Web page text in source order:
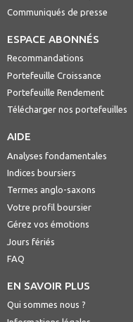
Communiqués de presse
ESPACE ABONNÉS
Recommandations
Portefeuille Croissance
Portefeuille Rendement
Télécharger nos portefeuilles
AIDE
Analyses fondamentales
Indices boursiers
Termes anglo-saxons
Votre profil boursier
Gérez vos émotions
Jours fériés
FAQ
EN SAVOIR PLUS
Qui sommes nous ?